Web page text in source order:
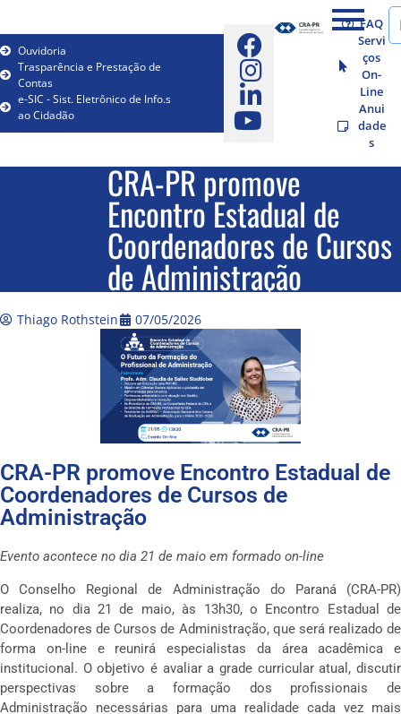
Ouvidoria
Trasparência e Prestação de
Contas
e-SIC - Sist. Eletrônico de Info.s
ao Cidadão
FAQ
Servi
ços
On-
Line
Anui
dade
s
CRA-PR promove
Encontro Estadual de
Coordenadores de Cursos
de Administração
Thiago Rothstein 07/05/2026
CRA-PR promove Encontro Estadual de
Coordenadores de Cursos de
Administração
Evento acontece no dia 21 de maio em formado on-line
O Conselho Regional de Administração do Paraná (CRA-PR)
realiza, no dia 21 de maio, às 13h30, o Encontro Estadual de
Coordenadores de Cursos de Administração, que será realizado de
forma on-line e reunirá especialistas da área acadêmica e
institucional. O objetivo é avaliar a grade curricular atual, discutir
perspectivas sobre a formação dos profissionais de
Administração necessárias para uma realidade cada vez mais